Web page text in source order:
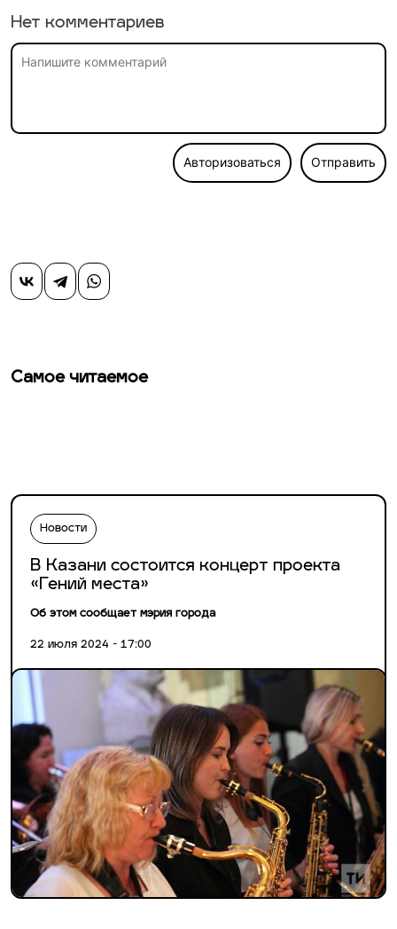
Нет комментариев
Авторизоваться Отправить
Самое читаемое
Новости
В Казани состоится концерт проекта
«Гений места»
Об этом сообщает мэрия города
22 июля 2024 - 17:00